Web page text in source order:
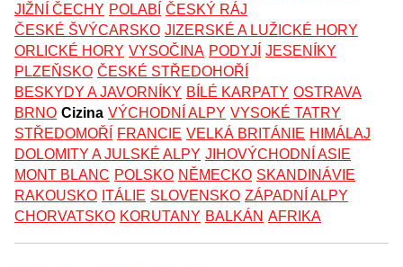
JIŽNÍ ČECHY POLABÍ ČESKÝ RÁJ
ČESKÉ ŠVÝCARSKO JIZERSKÉ A LUŽICKÉ HORY
ORLICKÉ HORY VYSOČINA PODYJÍ JESENÍKY
PLZEŇSKO ČESKÉ STŘEDOHOŘÍ
BESKYDY A JAVORNÍKY BÍLÉ KARPATY OSTRAVA
BRNO Cizina VÝCHODNÍ ALPY VYSOKÉ TATRY
STŘEDOMOŘÍ
FRANCIE VELKÁ BRITÁNIE HIMÁLAJ
DOLOMITY A JULSKÉ ALPY JIHOVÝCHODNÍ ASIE
MONT BLANC POLSKO NĚMECKO SKANDINÁVIE
RAKOUSKO ITÁLIE SLOVENSKO ZÁPADNÍ ALPY
CHORVATSKO KORUTANY BALKÁN AFRIKA